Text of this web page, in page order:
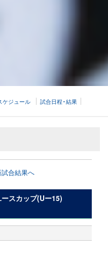
ケジュール 試合日程・結果
合結果へ
スカップ(Uー15)